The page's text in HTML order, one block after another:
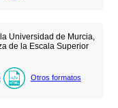
Universidad de Murcia,
de la Escala Superior
Otros formatos